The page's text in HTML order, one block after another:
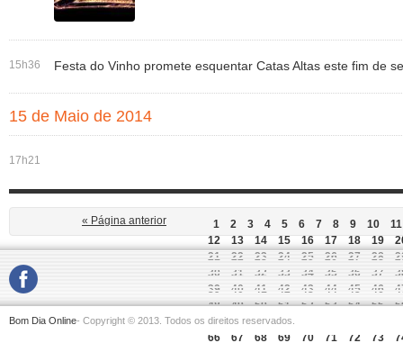
15h36 Festa do Vinho promete esquentar Catas Altas este fim de
15 de Maio de 2014
17h21
« Página anterior 1 2 3 4 5 6 7 8 9 10
11
12
13 14 15 16 17 18 19
21
22 23 24 25 26 27 28
30
31 32 33 34 35 36 37
39
40 41 42 43 44 45 46
48
49 50 51 52 53 54 55
57
58 59 60
66
67 68 69 70 71 72 73
Bom Dia Online- Copyright © 2013. Todos os direitos reservados.